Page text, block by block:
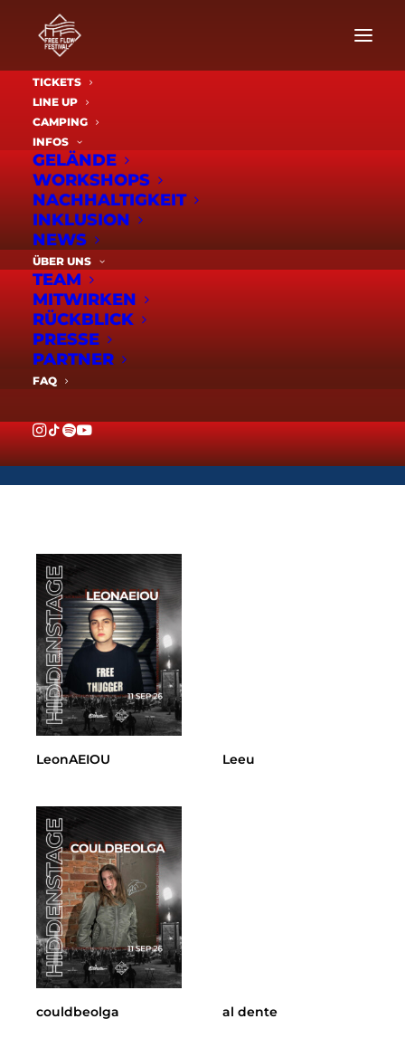
TICKETS
LINE UP
CAMPING
INFOS
GELÄNDE
WORKSHOPS
NACHHALTIGKEIT
INKLUSION
NEWS
ÜBER UNS
TEAM
MITWIRKEN
RÜCKBLICK
PRESSE
PARTNER
FAQ
2026
LeonAEIOU Leeu
couldbeolga al dente